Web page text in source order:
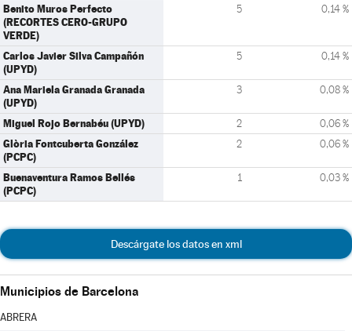
Benito Muros Perfecto
(RECORTES CERO-GRUPO
VERDE)
5 0,14 %
Carlos Javier Silva Campañón
(UPYD)
5 0,14 %
Ana Mariela Granada Granada
(UPYD)
3 0,08 %
Miguel Rojo Bernabéu (UPYD) 2 0,06 %
Glòria Fontcuberta González
(PCPC)
2 0,06 %
Buenaventura Ramos Bellés
(PCPC)
1 0,03 %
Descárgate los datos en xml
Municipios de Barcelona
ABRERA